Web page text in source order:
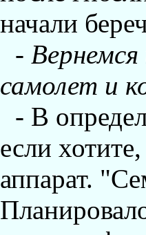
начали
-
самолет и
- В
если
аппарат.